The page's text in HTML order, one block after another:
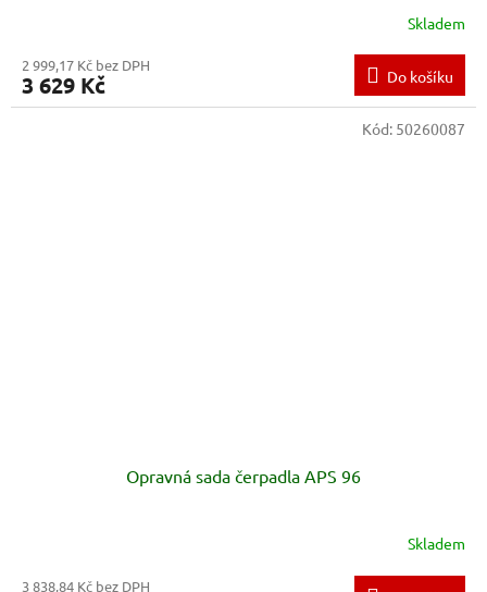
Skladem
2 999,17 Kč bez DPH
3 629 Kč Do košíku
Opravná sada čerpadla APS 96
Skladem
3 838,84 Kč bez DPH
Kód: 50260087